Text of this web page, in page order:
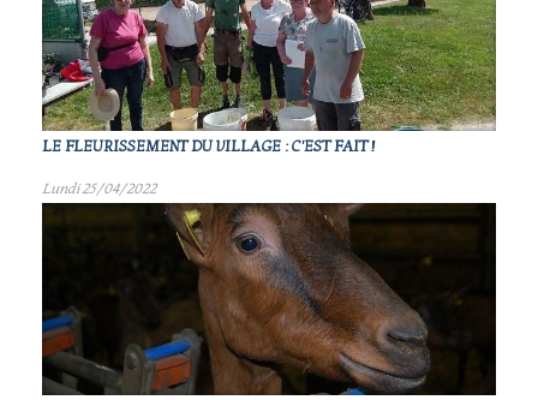
LE FLEURISSEMENT DU VILLAGE : C'EST FAIT !
Lundi 25/04/2022